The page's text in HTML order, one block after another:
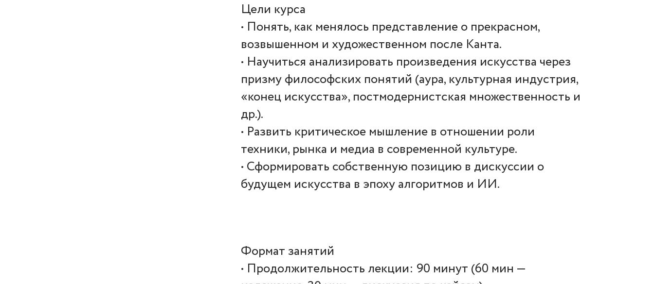
Цели курса
• Понять, как менялось представление о прекрасном,
возвышенном и художественном после Канта.
• Научиться анализировать произведения искусства через
призму философских понятий (аура, культурная индустрия,
«конец искусства», постмодернистская множественность и
др.).
• Развить критическое мышление в отношении роли
техники, рынка и медиа в современной культуре.
• Сформировать собственную позицию в дискуссии о
будущем искусства в эпоху алгоритмов и ИИ.
Формат занятий
• Продолжительность лекции: 90 минут (60 мин —